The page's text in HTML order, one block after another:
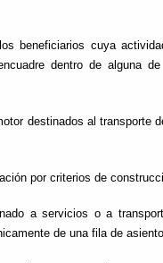
beneficiarios cuya
dentro de alguna
destinados al transporte
por criterios de
a servicios o a
de una fila de